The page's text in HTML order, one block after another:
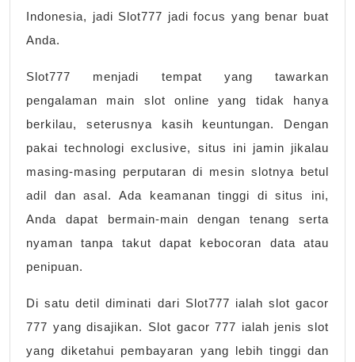
Indonesia, jadi Slot777 jadi focus yang benar buat
Anda.
Slot777 menjadi tempat yang tawarkan
pengalaman main slot online yang tidak hanya
berkilau, seterusnya kasih keuntungan. Dengan
pakai technologi exclusive, situs ini jamin jikalau
masing-masing perputaran di mesin slotnya betul
adil dan asal. Ada keamanan tinggi di situs ini,
Anda dapat bermain-main dengan tenang serta
nyaman tanpa takut dapat kebocoran data atau
penipuan.
Di satu detil diminati dari Slot777 ialah slot gacor
777 yang disajikan. Slot gacor 777 ialah jenis slot
yang diketahui pembayaran yang lebih tinggi dan